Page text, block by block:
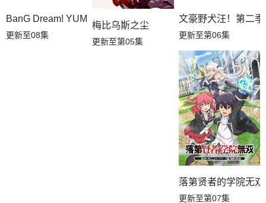
第02集
BanG Dream! YUME∞MITA
更新至08集
梅比乌斯之尘
更新至第05集
文豪野犬汪！第二季
更新至第06集
落第贤者的学院无
更新至第07集